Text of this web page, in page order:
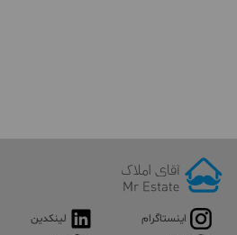
اینستاگرام لینکدین